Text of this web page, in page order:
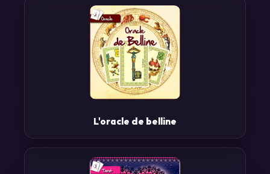
L'oracle de belline